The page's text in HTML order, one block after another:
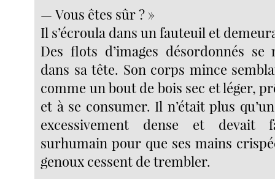
— Vous êtes sûr ? »
Il s’écroula dans un fauteuil et
Des flots d’images désordonnés
dans sa tête. Son corps mince
comme un bout de bois sec et léger,
et à se consumer. Il n’était plus
excessivement dense et
surhumain pour que ses mains
genoux cessent de trembler.